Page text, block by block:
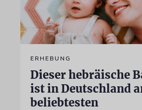
ERHEBUNG
Dieser hebräische
ist in Deutschland
beliebtesten